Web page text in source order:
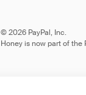
© 2026 PayPal, Inc.
Honey is now part of the